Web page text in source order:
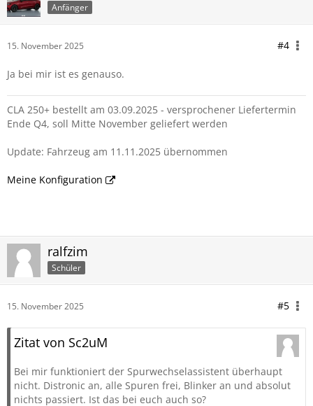
Anfänger
15. November 2025 #4
Ja bei mir ist es genauso.
CLA 250+ bestellt am 03.09.2025 - versprochener Liefertermin
Ende Q4, soll Mitte November geliefert werden
Update: Fahrzeug am 11.11.2025 übernommen
Meine Konfiguration
ralfzim
Schüler
15. November 2025 #5
Zitat von Sc2uM
Bei mir funktioniert der Spurwechselassistent überhaupt
nicht. Distronic an, alle Spuren frei, Blinker an und absolut
nichts passiert. Ist das bei euch auch so?